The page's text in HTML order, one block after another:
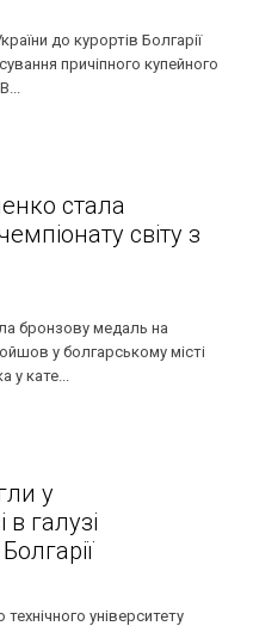
до курортів Болгарії
причіпного купейного
стала
світу з
бронзову медаль на
у болгарському місті
кате...
у
галузі
університету